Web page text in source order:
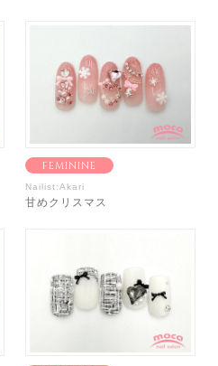
FEMININE
Nailist:Akari
甘めクリスマス